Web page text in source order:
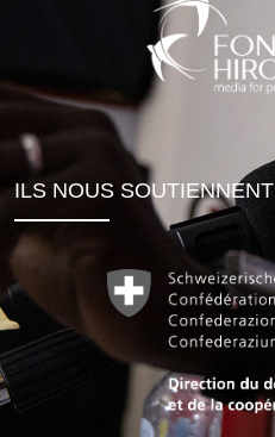
ILS NOUS SOUTIENNENT